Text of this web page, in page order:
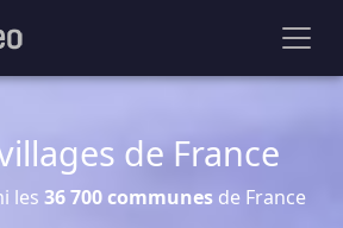
de France
les 36 700 communes de France